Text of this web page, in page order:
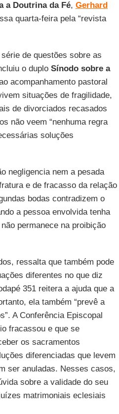
a Doutrina da Fé, Gerhard
quarta-feira pela “revista
de questões sobre as
o duplo Sínodo sobre a
acompanhamento pastoral
situações de fragilidade,
de divorciados recasados
não veem “nenhuma regra
soluções
negligencia nem a pesada
e de fracasso da relação
bodas contradizem o
a pessoa envolvida tenha
permanece na proibição
ressalta que também pode
diferentes no que diz
351 reitera a ajuda que a
ela também “prevê a
A Conferência Episcopal
fracassou e que se
os sacramentos
diferenciadas que levem
ser anuladas. Nesses casos,
sobre a validade do seu
matrimoniais eclesiais